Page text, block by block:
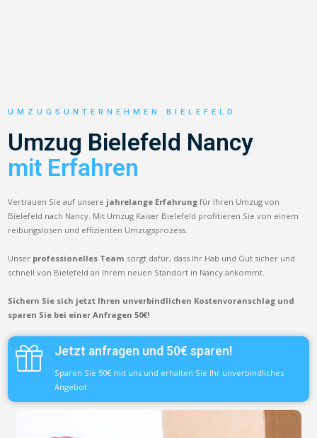
UMZUGSUNTERNEHMEN BIELEFELD
Umzug Bielefeld Nancy
mit Erfahren
Vertrauen Sie auf unsere jahrelange Erfahrung für Ihren Umzug von
Bielefeld nach Nancy. Mit Umzug Kaiser Bielefeld profitieren Sie von einem
reibungslosen und effizienten Umzugsprozess.
Unser professionelles Team sorgt dafür, dass Ihr Hab und Gut sicher und
schnell von Bielefeld an Ihrem neuen Standort in Nancy ankommt.
Sichern Sie sich jetzt Ihren unverbindlichen Kostenvoranschlag und
sparen Sie bei einer Anfragen 50€!
Jetzt anfragen und 50€ sparen!
Sparen Sie 50€ mit uns und erhalten Sie Ihr unverbindliches
Angebot.